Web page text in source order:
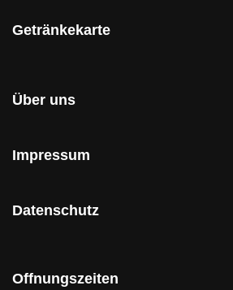
Getränkekarte
Über uns
Impressum
Datenschutz
Offnungszeiten